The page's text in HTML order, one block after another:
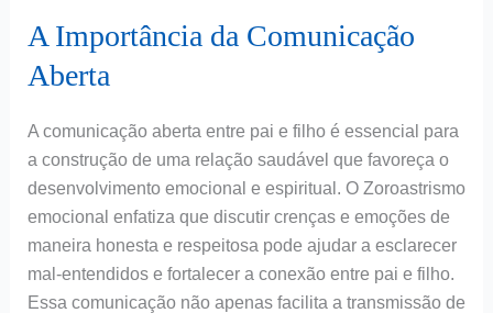
A Importância da Comunicação
Aberta
A comunicação aberta entre pai e filho é essencial para
a construção de uma relação saudável que favoreça o
desenvolvimento emocional e espiritual. O Zoroastrismo
emocional enfatiza que discutir crenças e emoções de
maneira honesta e respeitosa pode ajudar a esclarecer
mal-entendidos e fortalecer a conexão entre pai e filho.
Essa comunicação não apenas facilita a transmissão de